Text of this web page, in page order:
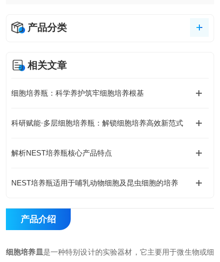
产品分类
相关文章
细胞培养瓶：科学养护筑牢细胞培养根基
科研赋能·多层细胞培养瓶：解锁细胞培养高效新范式
解析NEST培养瓶核心产品特点
NEST培养瓶适用于哺乳动物细胞及昆虫细胞的培养
产品介绍
细胞培养皿 是一种特别设计的实验器材，它主要用于微生物或细